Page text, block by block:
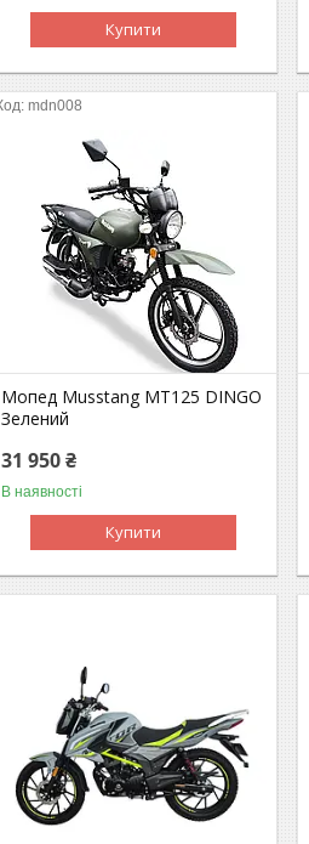
Купити
mdn008
Мопед Musstang МТ125 DINGO
Зелений
31 950 ₴
В наявності
Купити